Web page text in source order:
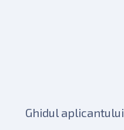
Ghidul aplicantului